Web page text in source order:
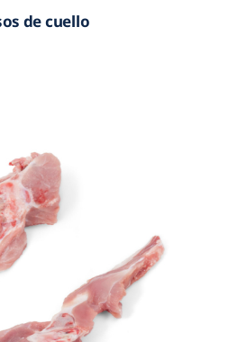
de cuello